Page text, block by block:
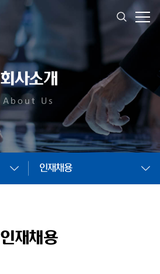
회사소개
About Us
인재채용
인재채용